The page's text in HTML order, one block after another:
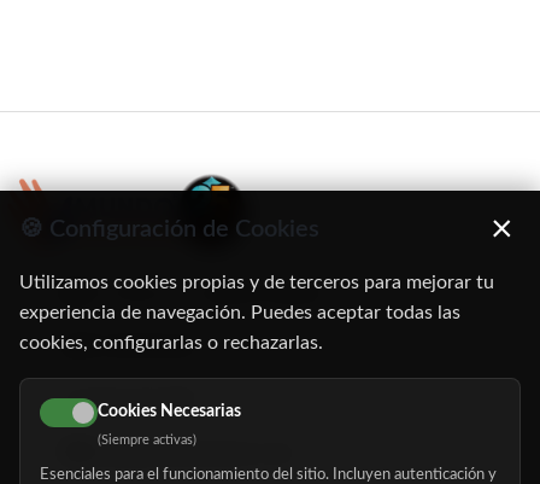
C/ Oruro, 11. 28016 Madrid
91 345 06 26
616 113 103
hola@mundomayor.com
🍪 Configuración de Cookies ×
Utilizamos cookies propias y de terceros para mejorar tu
experiencia de navegación. Puedes aceptar todas las
cookies, configurarlas o rechazarlas.
Cookies Necesarias
(Siempre activas)
Esenciales para el funcionamiento del sitio. Incluyen autenticación y